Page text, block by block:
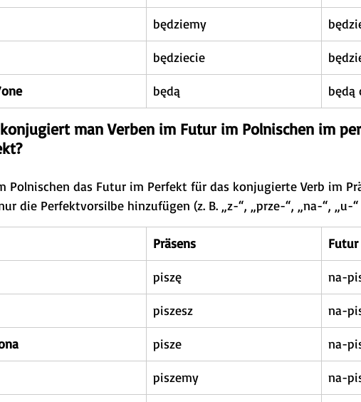
będziemy
będziecie
będą będą
man Verben im Futur im Polnischen im
Polnischen das Futur im Perfekt für das konjugierte Verb im
die Perfektvorsilbe hinzufügen (z. B. „z-“, „prze-“, „na-“, „u-“
Präsens Futur
piszę na-
piszesz na-
pisze na-
piszemy na-